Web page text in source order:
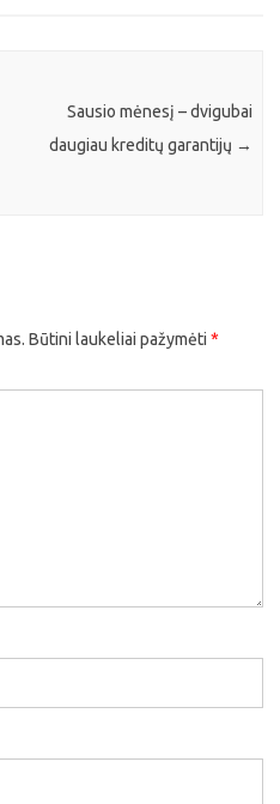
Sausio mėnesį – dvigubai
daugiau kreditų garantijų →
Būtini laukeliai pažymėti *